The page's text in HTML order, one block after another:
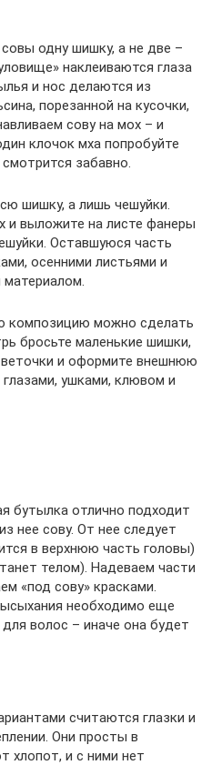
одну шишку, а не две –
наклеиваются глаза
и нос делаются из
порезанной на кусочки,
сову на мох – и
клочок мха попробуйте
забавно.
шишку, а лишь чешуйки.
и выложите на листе фанеры
Оставшуюся часть
осенними листьями и
композицию можно сделать
бросьте маленькие шишки,
и оформите внешнюю
ушками, клювом и
бутылка отлично подходит
нее сову. От нее следует
в верхнюю часть головы)
телом). Надеваем части
«под сову» красками.
необходимо еще
волос – иначе она будет
считаются глазки и
Они просты в
хлопот, и с ними нет